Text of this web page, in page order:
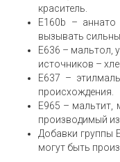
краситель.
E160b – аннато
вызывать
E636 – мальтол,
источников –
E637 –
происхождения.
E965 – мальтит,
производимый из
Добавки группы
могут быть